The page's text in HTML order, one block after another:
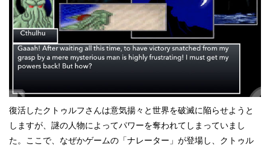
復活したクトゥルフさんは意気揚々と世界を破滅に陥らせようと
しますが、謎の人物によってパワーを奪われてしまっていまし
た。ここで、なぜかゲームの「ナレーター」が登場し、クトゥル